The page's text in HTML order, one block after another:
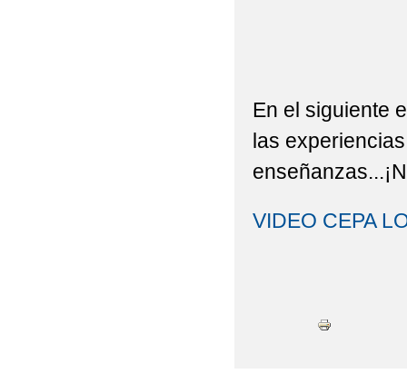
En el siguiente
las
VIDEO CEPA